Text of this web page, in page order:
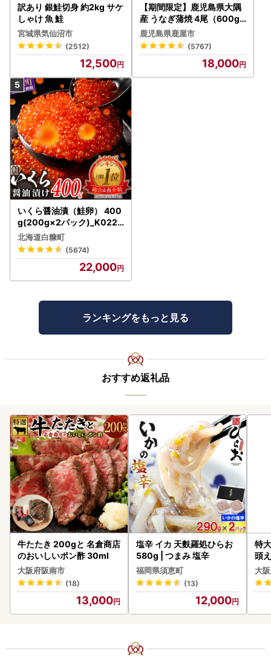
訳あり 銀鮭切身 約2kg サケ
しゃけ 魚 鮭
宮城県気仙沼市
(2512)
12,500
【期間限定】鹿児島県大隅
産 うなぎ蒲焼 4尾（600g
） KN007-004-04-cp18
うなぎ 鰻 魚 惣菜 総菜
鹿児島県鹿屋市
(5767)
18,000
いくら醤油漬（鮭卵） 400
g(200g×2パック)_K022-
1676
北海道白糠町
(5674)
22,000
ランキングをもっと見る
おすすめ返礼品
牛たたき 200gと 名倉商店
のおいしいポン酢 30ml
大阪府阪南市
(18)
13,000
塩辛 イカ 天麩羅処ひらお
580g | つまみ 塩辛
福岡県須恵町
(13)
12,000
特
頭
大